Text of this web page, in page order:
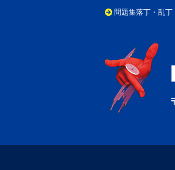
問題集落丁・乱丁